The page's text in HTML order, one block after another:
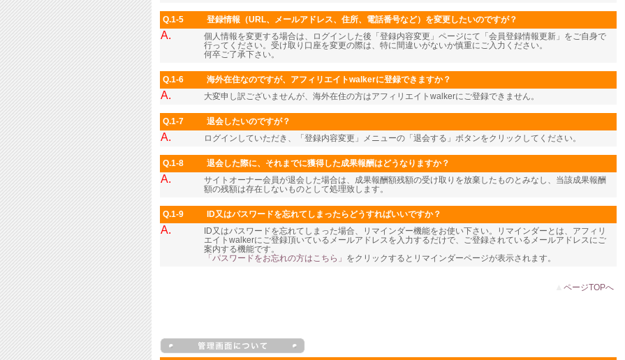
Q.1-5 登録情報（URL、メールアドレス、住所、電話番号など）を変更したいのですが？
A.
個人情報を変更する場合は、ログインした後「登録内容変更」ページにて「会員登録情報更新」をご自身で
行ってください。受け取り口座を変更の際は、特に間違いがないか慎重にご入力ください。
何卒ご了承下さい。
Q.1-6 海外在住なのですが、アフィリエイトwalkerに登録できますか？
A. 大変申し訳ございませんが、海外在住の方はアフィリエイトwalkerにご登録できません。
Q.1-7 退会したいのですが？
A. ログインしていただき、「登録内容変更」メニューの「退会する」ボタンをクリックしてください。
Q.1-8 退会した際に、それまでに獲得した成果報酬はどうなりますか？
A.
サイトオーナー会員が退会した場合は、成果報酬額残額の受け取りを放棄したものとみなし、当該成果報酬
額の残額は存在しないものとして処理致します。
Q.1-9 ID又はパスワードを忘れてしまったらどうすればいいですか？
A.
ID又はパスワードを忘れてしまった場合、リマインダー機能をお使い下さい。リマインダーとは、アフィリ
エイトwalkerにご登録頂いているメールアドレスを入力するだけで、ご登録されているメールアドレスにご
案内する機能です。
「パスワードをお忘れの方はこちら」 をクリックするとリマインダーページが表示されます。
ページTOPへ